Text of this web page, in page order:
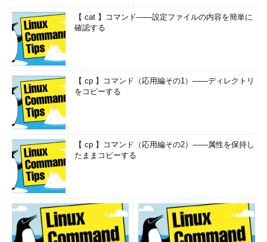
【 cat 】コマンド――設定ファイルの内容を簡単に
確認する
【 cp 】コマンド（応用編その1）――ディレクトリ
をコピーする
【 cp 】コマンド（応用編その2）――属性を保持し
たままコピーする